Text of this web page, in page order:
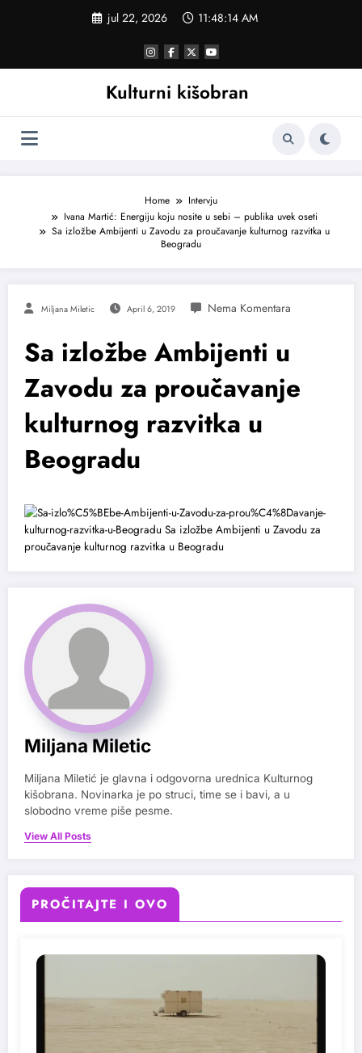
jul 22, 2026 11:48:14 AM
Kulturni kišobran
Home
Intervju
Ivana Martić: Energiju koju nosite u sebi – publika uvek oseti
Sa izložbe Ambijenti u Zavodu za proučavanje kulturnog razvitka u
Beogradu
Miljana Miletic April 6, 2019
Sa izložbe Ambijenti u
Zavodu za proučavanje
kulturnog razvitka u
Beogradu
Miljana Miletic
Miljana Miletić je glavna i odgovorna urednica Kulturnog
kišobrana. Novinarka je po struci, time se i bavi, a u
slobodno vreme piše pesme.
View All Posts
PROČITAJTE I OVO